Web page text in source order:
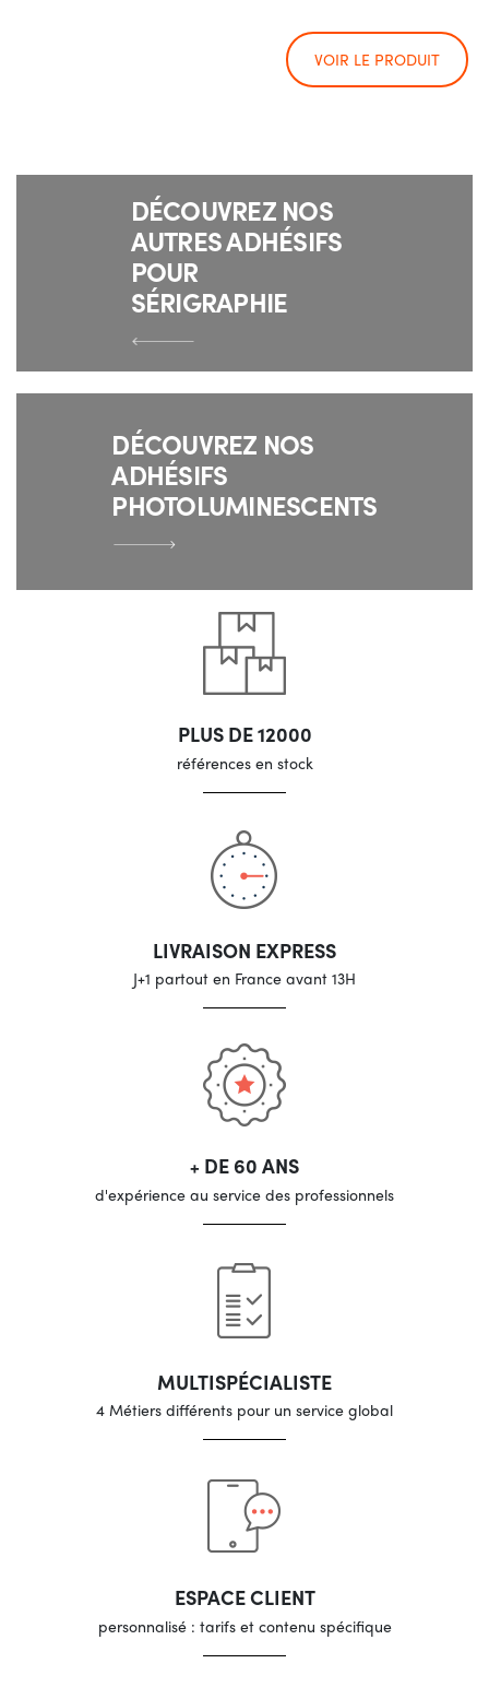
VOIR LE PRODUIT
DÉCOUVREZ NOS
AUTRES ADHÉSIFS
POUR
SÉRIGRAPHIE
DÉCOUVREZ NOS
ADHÉSIFS
PHOTOLUMINESCENTS
PLUS DE 12000
références en stock
LIVRAISON EXPRESS
J+1 partout en France avant 13H
+ DE 60 ANS
d'expérience au service des professionnels
MULTISPÉCIALISTE
4 Métiers différents pour un service global
ESPACE CLIENT
personnalisé : tarifs et contenu spécifique